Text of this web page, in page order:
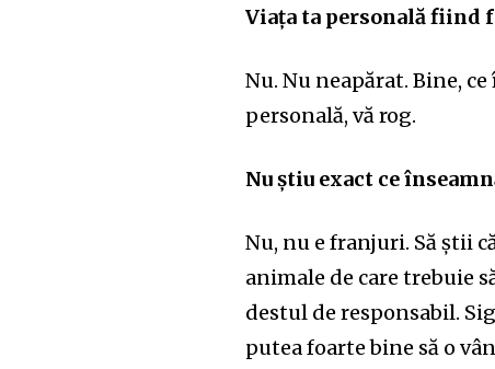
Viața ta personală fiind
Nu. Nu neapărat. Bine,
personală, vă rog.
Nu știu exact ce
Nu, nu e franjuri. Să știi
animale de care trebuie
destul de responsabil.
putea foarte bine să o